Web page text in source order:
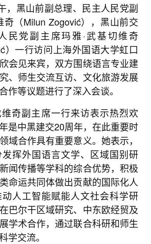
，黑山前副总理、民主人民党副
奇（Milun Zogović），黑山前交
民党副主席玛雅·武基切维奇
）一行访问上海外国语大学虹口
会见来宾，双方围绕语言专业建
、师生交流互访、文化旅游发展
作等议题进行了深入会谈。
奇副主席一行来访表示热烈欢
是中黑建交20周年，在此重要时
域合作具有重要意义。她表示，
挥外国语言文学、区域国别研
闻传播等学科的综合优势，积极
命运共同体做出贡献的国际化人
人工智能赋能人文社会科学研
巴尔干区域研究、中东欧经贸及
学术合作，通过联合科研和师生
学交流。